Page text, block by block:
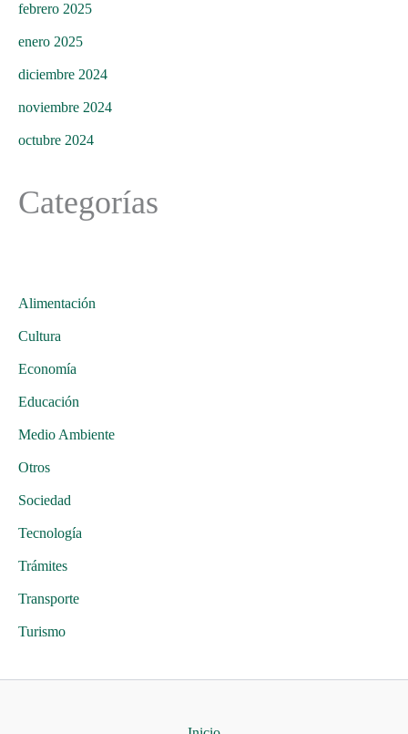
febrero 2025
enero 2025
diciembre 2024
noviembre 2024
octubre 2024
Categorías
Alimentación
Cultura
Economía
Educación
Medio Ambiente
Otros
Sociedad
Tecnología
Trámites
Transporte
Turismo